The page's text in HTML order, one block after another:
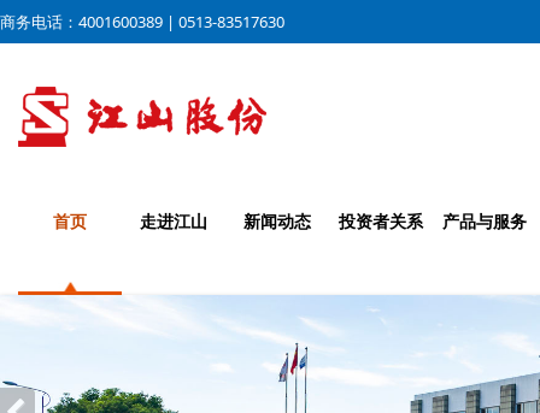
商务电话：4001600389 | 0513-83517630
首页 走进江山 新闻动态 投资者关系 产品与服务